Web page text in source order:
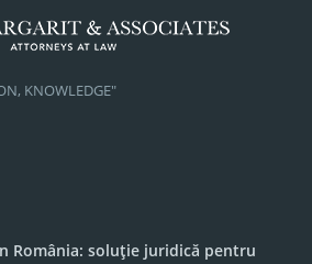
KNOWLEDGE"
România: soluție juridică pentru